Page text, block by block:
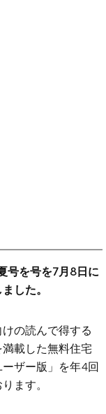
号を号を7月8日に
した。
の読んで得する
載した無料住宅
ザー版」を年4回
ます。